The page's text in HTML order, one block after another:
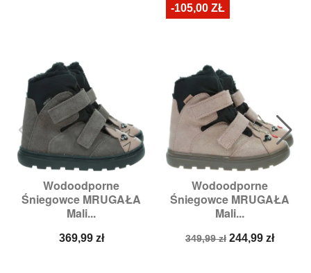
Wodoodporne
Śniegowce MRUGAŁA
Mali...
Cena
369,99 zł
Wodoodporne
Śniegowce MRUGAŁA
Mali...
Cena
349,99 zł Cena
244,99 zł
-105,00 ZŁ